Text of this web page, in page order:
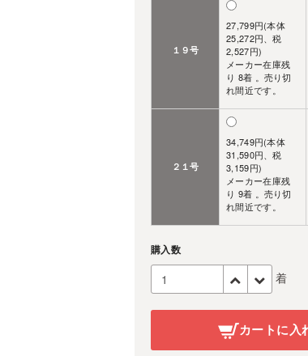
１９号
27,799円(本体
25,272円、税
2,527円)
メーカー在庫残
り 8着 。売り切
れ間近です。
２１号
34,749円(本体
31,590円、税
3,159円)
メーカー在庫残
り 9着 。売り切
れ間近です。
購入数
着
カートに入